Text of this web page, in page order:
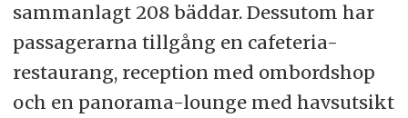
sammanlagt 208 bäddar. Dessutom har
passagerarna tillgång en cafeteria-
restaurang, reception med ombordshop
och en panorama-lounge med havsutsikt